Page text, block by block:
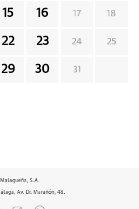
15 16 17 18
22 23 24 25
29 30 31
S.A.
Av. Dr. Marañón, 48.